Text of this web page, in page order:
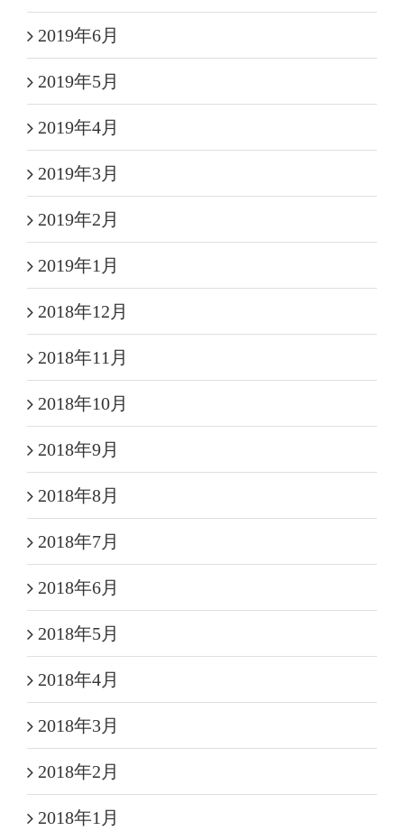
2019年6月
2019年5月
2019年4月
2019年3月
2019年2月
2019年1月
2018年12月
2018年11月
2018年10月
2018年9月
2018年8月
2018年7月
2018年6月
2018年5月
2018年4月
2018年3月
2018年2月
2018年1月